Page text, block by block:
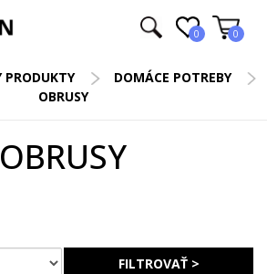
0 0
PRODUKTY
DOMÁCE POTREBY
OBRUSY
OBRUSY
FILTROVAŤ >